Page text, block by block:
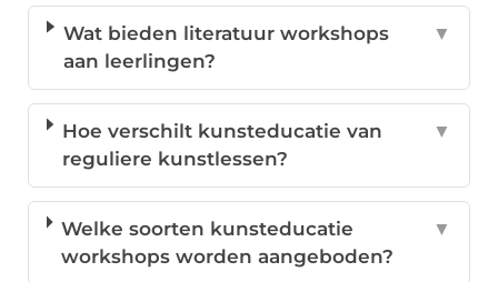
Wat bieden literatuur workshops
aan leerlingen?
▼
Hoe verschilt kunsteducatie van
reguliere kunstlessen?
▼
Welke soorten kunsteducatie
workshops worden aangeboden?
▼